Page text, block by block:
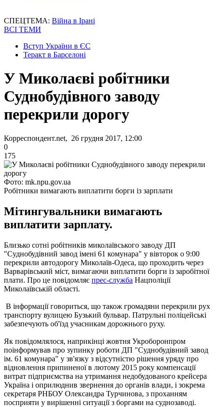
СПЕЦТЕМА: Війна в Ірані
ВСІ ТЕМИ
Вступ України в ЄС
Теракт в Барселоні
У Миколаєві робітники
Суднобудівного заводу
перекрили дорогу
Корреспондент.net, 26 грудня 2017, 12:00
0
175
Фото: mk.npu.gov.ua
Робітники вимагають виплатити борги із зарплати
Мітингувальники вимагають
виплатити зарплату.
Близько сотні робітників миколаївського заводу ДП
"Суднобудівний завод імені 61 комунара" у вівторок о 9:00
перекрили автодорогу Миколаїв-Одеса, що проходить через
Варварівський міст, вимагаючи виплатити борги із заробітної
плати. Про це повідомляє прес-служба Нацполіції
Миколаївській області.
В інформації говориться, що також громадяни перекрили рух
транспорту вулицею Бузький бульвар. Патрульні поліцейські
забезпечують об'їзд учасникам дорожнього руху.
Як повідомлялося, наприкінці жовтня Укроборонпром
поінформував про зупинку роботи ДП "Суднобудівний завод
ім. 61 комунара" у зв'язку з відсутністю рішення уряду про
відновлення припиненої в лютому 2015 року компенсації
витрат підприємства на утримання недобудованого крейсера
Україна і оприлюднив звернення до органів влади, і зокрема
секретаря РНБОУ Олександра Турчинова, з проханням
посприяти у вирішенні ситуації з боргами на суднозаводі.